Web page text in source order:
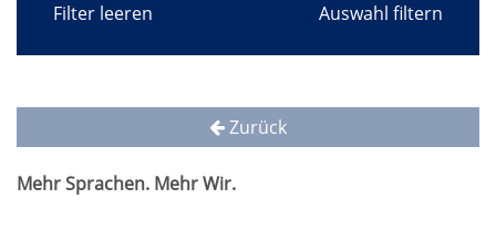
Filter leeren
Zurück
Mehr Sprachen. Mehr Wir.